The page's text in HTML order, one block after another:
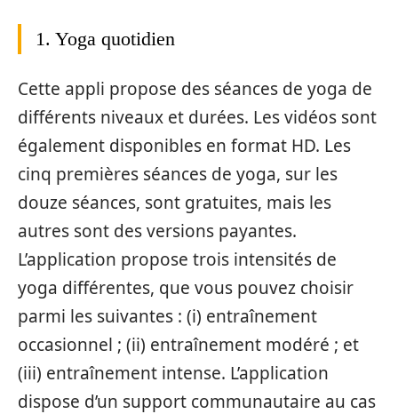
1. Yoga quotidien
Cette appli propose des séances de yoga de
différents niveaux et durées. Les vidéos sont
également disponibles en format HD. Les
cinq premières séances de yoga, sur les
douze séances, sont gratuites, mais les
autres sont des versions payantes.
L’application propose trois intensités de
yoga différentes, que vous pouvez choisir
parmi les suivantes : (i) entraînement
occasionnel ; (ii) entraînement modéré ; et
(iii) entraînement intense. L’application
dispose d’un support communautaire au cas